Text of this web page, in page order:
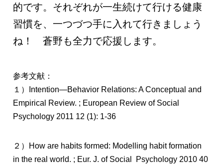
的です。それぞれが一生続けて行ける健康
習慣を、一つづつ手に入れて行きましょう
ね！ 蒼野も全力で応援します。
参考文献：
１）Intention―Behavior Relations: A Conceptual and
Empirical Review. ; European Review of Social
Psychology 2011 12 (1): 1-36
２）How are habits formed: Modelling habit formation
in the real world. ; Eur. J. of Social Psychology 2010 40